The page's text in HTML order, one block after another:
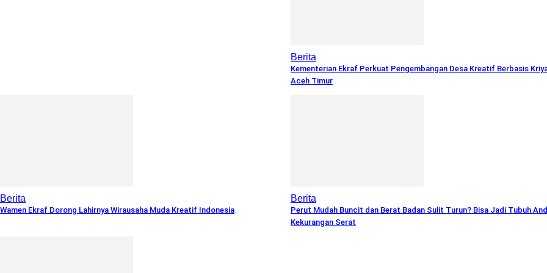
Berita
Kementerian Ekraf Perkuat Pengembangan Desa Kreatif Berbasis
Aceh Timur
Berita
Wamen Ekraf Dorong Lahirnya Wirausaha Muda Kreatif Indonesia
Berita
Perut Mudah Buncit dan Berat Badan Sulit Turun? Bisa Jadi Tubuh
Kekurangan Serat